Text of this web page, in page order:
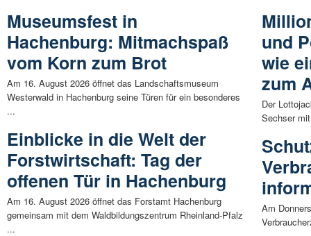
Museumsfest in
Hachenburg: Mitmachspaß
vom Korn zum Brot
Am 16. August 2026 öffnet das Landschaftsmuseum
Westerwald in Hachenburg seine Türen für ein besonderes
...
Einblicke in die Welt der
Forstwirtschaft: Tag der
offenen Tür in Hachenburg
Am 16. August 2026 öffnet das Forstamt Hachenburg
gemeinsam mit dem Waldbildungszentrum Rheinland-Pfalz
...
und
wie
zum
Der
Sechser
Am